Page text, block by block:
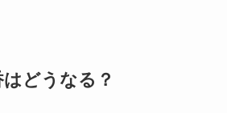
どうなる？